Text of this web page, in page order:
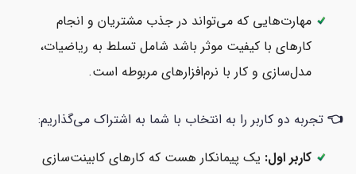
مهارت‌هایی که می‌تواند در جذب مشتریان و انجام
کارهای با کیفیت موثر باشد شامل تسلط به ریاضیات،
مدل‌سازی و کار با نرم‌افزارهای مربوطه است.
👈 تجربه دو کاربر را به انتخاب با شما به اشتراک می‌گذاریم:
کاربر اول: یک پیمانکار هست که کارهای کابینت‌سازی